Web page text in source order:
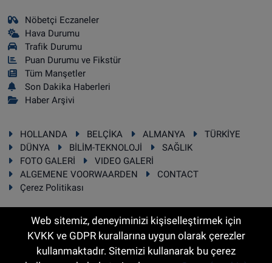
Nöbetçi Eczaneler
Hava Durumu
Trafik Durumu
Puan Durumu ve Fikstür
Tüm Manşetler
Son Dakika Haberleri
Haber Arşivi
HOLLANDA BELÇİKA ALMANYA
TÜRKİYE
DÜNYA
BİLİM-TEKNOLOJİ
SAĞLIK
FOTO GALERİ
VIDEO GALERİ
ALGEMENE VOORWAARDEN
CONTACT
Çerez Politikası
RSS Copyright © 2025 Sonhaber.eu Her hakkı saklıdır.
Web sitemiz, deneyiminizi kişiselleştirmek için
KVKK ve GDPR kurallarına uygun olarak çerezler
kullanmaktadır. Sitemizi kullanarak bu çerez